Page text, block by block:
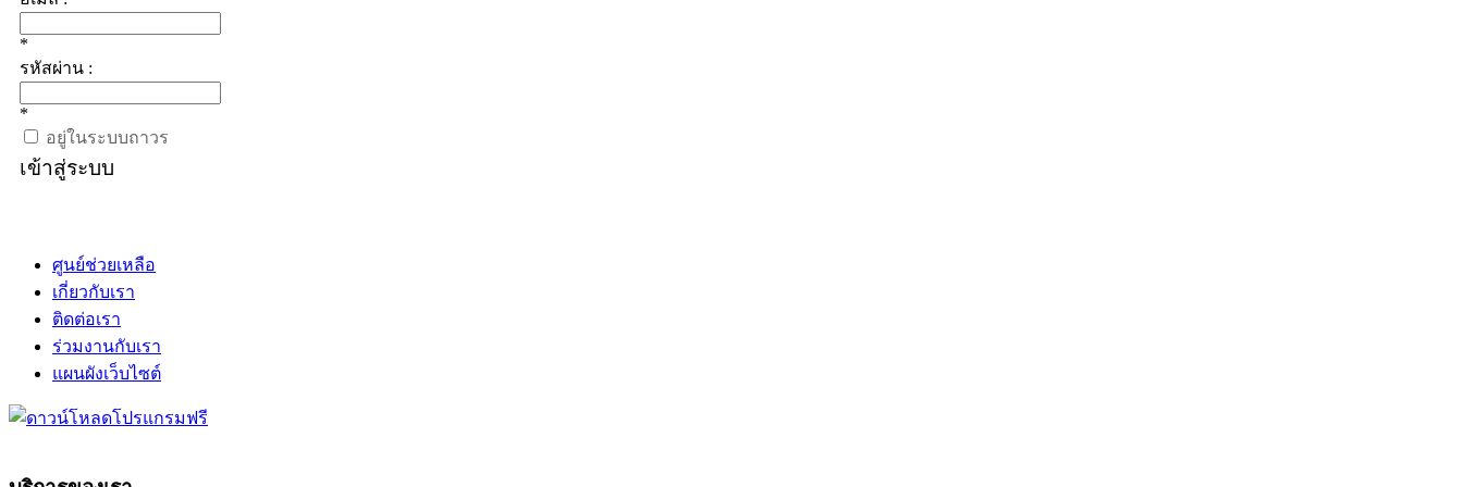
*
รหัสผ่าน :
*
อยู่ในระบบถาวร
เข้าสู่ระบบ
ศูนย์ช่วยเหลือ
เกี่ยวกับเรา
ติดต่อเรา
ร่วมงานกับเรา
แผนผังเว็บไซต์